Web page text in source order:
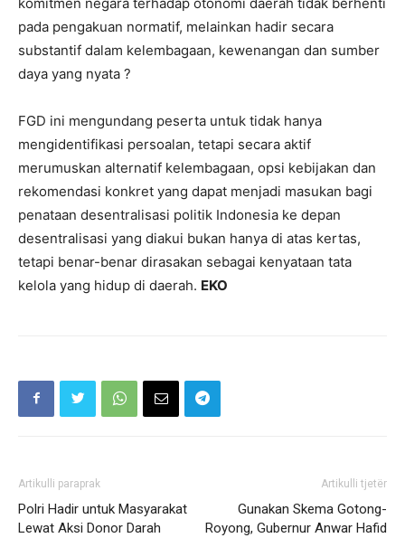
pada pengakuan normatif, melainkan hadir secara
substantif dalam kelembagaan, kewenangan dan sumber
daya yang nyata ?
FGD ini mengundang peserta untuk tidak hanya
mengidentifikasi persoalan, tetapi secara aktif
merumuskan alternatif kelembagaan, opsi kebijakan dan
rekomendasi konkret yang dapat menjadi masukan bagi
penataan desentralisasi politik Indonesia ke depan
desentralisasi yang diakui bukan hanya di atas kertas,
tetapi benar-benar dirasakan sebagai kenyataan tata
kelola yang hidup di daerah. EKO
Artikulli paraprak
Polri Hadir untuk Masyarakat
Lewat Aksi Donor Darah
Artikulli tjetër
Gunakan Skema Gotong-
Royong, Gubernur Anwar Hafid